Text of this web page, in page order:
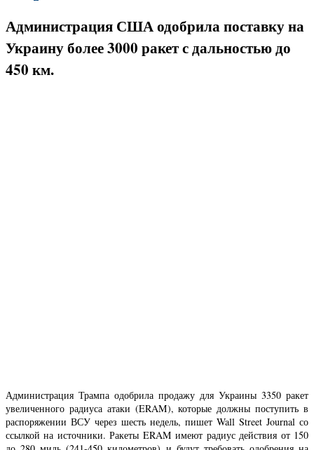
Администрация США одобрила поставку на
Украину более 3000 ракет с дальностью до
450 км.
Администрация Трампа одобрила продажу для Украины 3350 ракет
увеличенного радиуса атаки (ERAM), которые должны поступить в
распоряжении ВСУ через шесть недель, пишет Wall Street Journal со
ссылкой на источники. Ракеты ERAM имеют радиус действия от 150